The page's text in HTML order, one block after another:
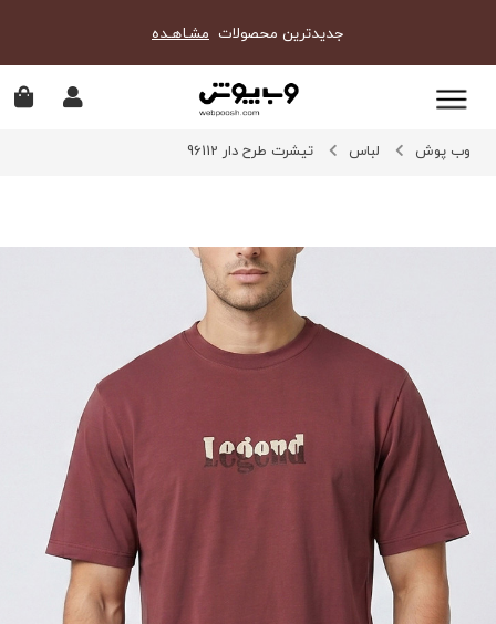
جدیدترین محصولات مشـاهـده
وب پوش لباس تیشرت طرح دار 96112